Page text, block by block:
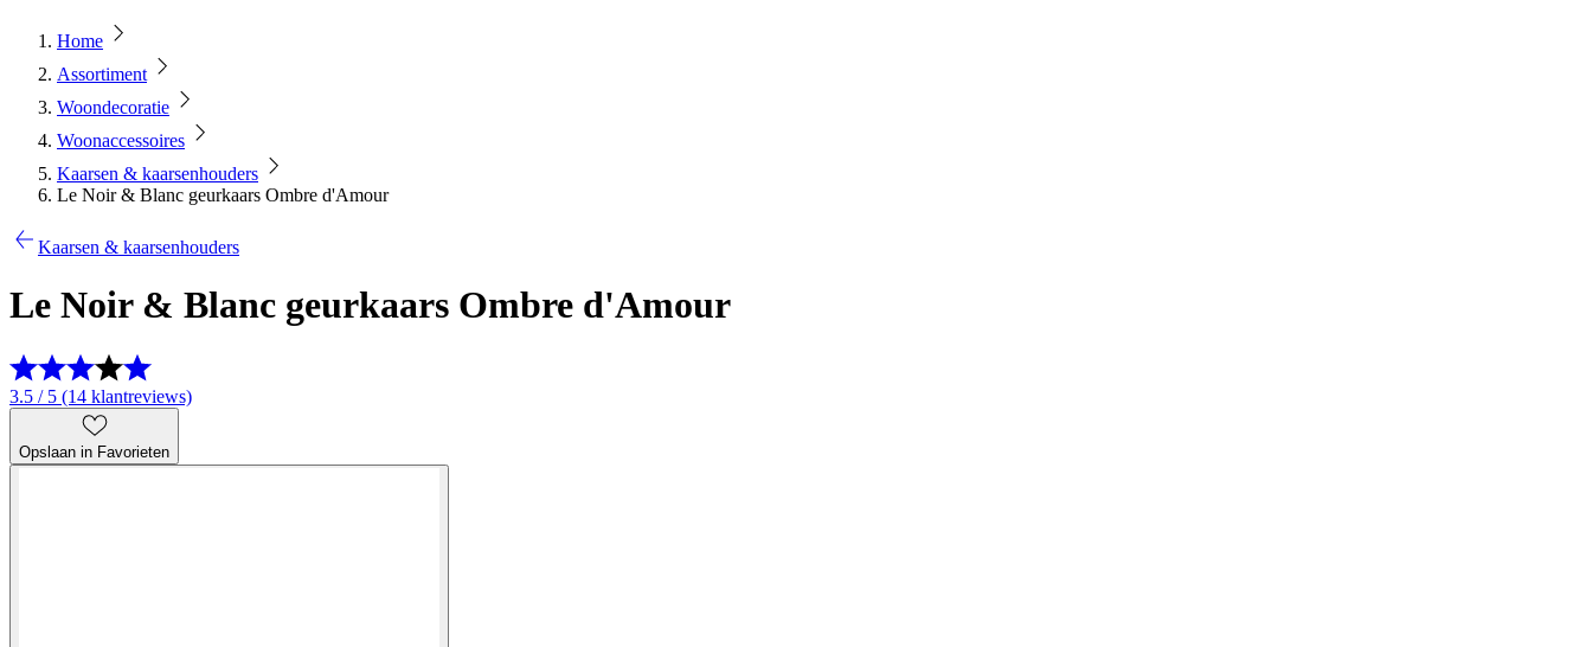
Home
Assortiment
Woondecoratie
Woonaccessoires
Kaarsen & kaarsenhouders
Le Noir & Blanc geurkaars Ombre d'Amour
Kaarsen & kaarsenhouders
Le Noir & Blanc geurkaars Ombre d'Amour
3.5 / 5 (14 klantreviews)
Opslaan in Favorieten